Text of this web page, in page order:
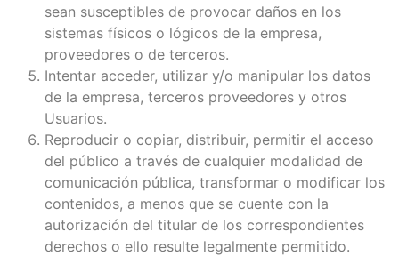
sean susceptibles de provocar daños en los
sistemas físicos o lógicos de la empresa,
proveedores o de terceros.
Intentar acceder, utilizar y/o manipular los datos
de la empresa, terceros proveedores y otros
Usuarios.
Reproducir o copiar, distribuir, permitir el acceso
del público a través de cualquier modalidad de
comunicación pública, transformar o modificar los
contenidos, a menos que se cuente con la
autorización del titular de los correspondientes
derechos o ello resulte legalmente permitido.